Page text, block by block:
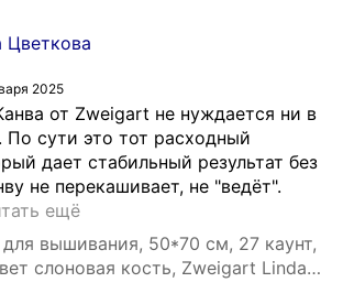
Цветкова
2025
от Zweigart не нуждается ни в
По сути это тот расходный
дает стабильный результат без
не перекашивает, не "ведёт".
ещё
вышивания, 50*70 см, 27 каунт,
слоновая кость, Zweigart Linda